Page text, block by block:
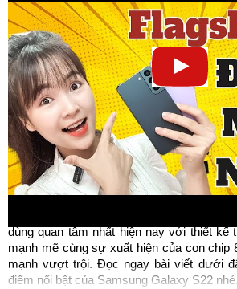
dùng quan tâm nhất hiện nay với thiết kế
mạnh mẽ cùng sự xuất hiện của con chip
mạnh vượt trội. Đọc ngay bài viết dưới
điểm nổi bật của Samsung Galaxy S22 nhé.